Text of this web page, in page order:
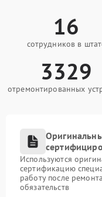
16
сотрудников в
3329
отремонтированных
Используются
сертификацию
работу после
обязательств